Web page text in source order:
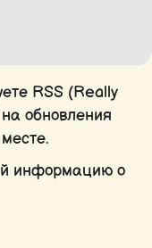
RSS (Really
обновления
информацию о